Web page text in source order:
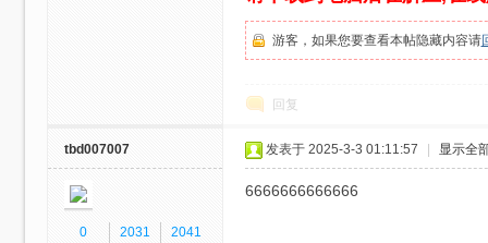
游客，如果您要查看本帖隐藏内容请
回复
tbd007007
0
2031
2041
发表于 2025-3-3 01:11:57 显示全
6666666666666